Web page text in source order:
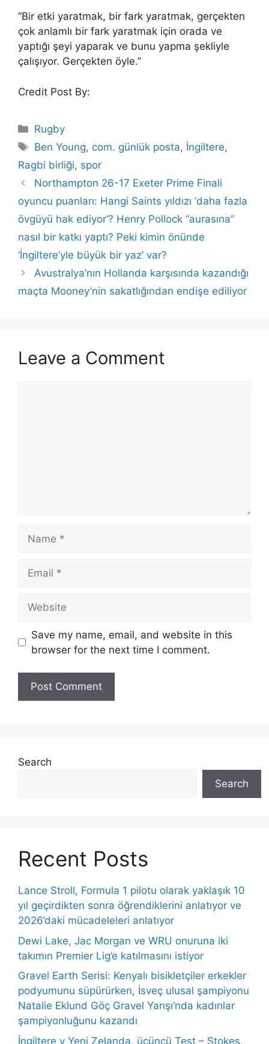
“Bir etki yaratmak, bir fark yaratmak, gerçekten
çok anlamlı bir fark yaratmak için orada ve
yaptığı şeyi yaparak ve bunu yapma şekliyle
çalışıyor. Gerçekten öyle.”
Credit Post By:
Categories
Rugby
Tags
Ben Young, com. günlük posta, İngiltere,
Ragbi birliği, spor
Northampton 26-17 Exeter Prime Finali
oyuncu puanları: Hangi Saints yıldızı ‘daha fazla
övgüyü hak ediyor’? Henry Pollock “aurasına”
nasıl bir katkı yaptı? Peki kimin önünde
‘İngiltere’yle büyük bir yaz’ var?
Avustralya’nın Hollanda karşısında kazandığı
maçta Mooney’nin sakatlığından endişe ediliyor
Leave a Comment
Save my name, email, and website in this
browser for the next time I comment.
Search
Search
Recent Posts
Lance Stroll, Formula 1 pilotu olarak yaklaşık 10
yıl geçirdikten sonra öğrendiklerini anlatıyor ve
2026’daki mücadeleleri anlatıyor
Dewi Lake, Jac Morgan ve WRU onuruna iki
takımın Premier Lig’e katılmasını istiyor
Gravel Earth Serisi: Kenyalı bisikletçiler erkekler
podyumunu süpürürken, İsveç ulusal şampiyonu
Natalie Eklund Göç Gravel Yarışı’nda kadınlar
şampiyonluğunu kazandı
İngiltere v Yeni Zelanda, üçüncü Test – Stokes,